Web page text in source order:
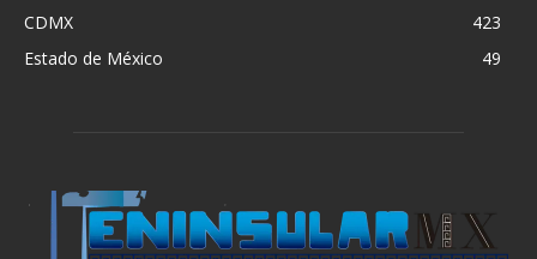
CDMX
423
Estado de México
49